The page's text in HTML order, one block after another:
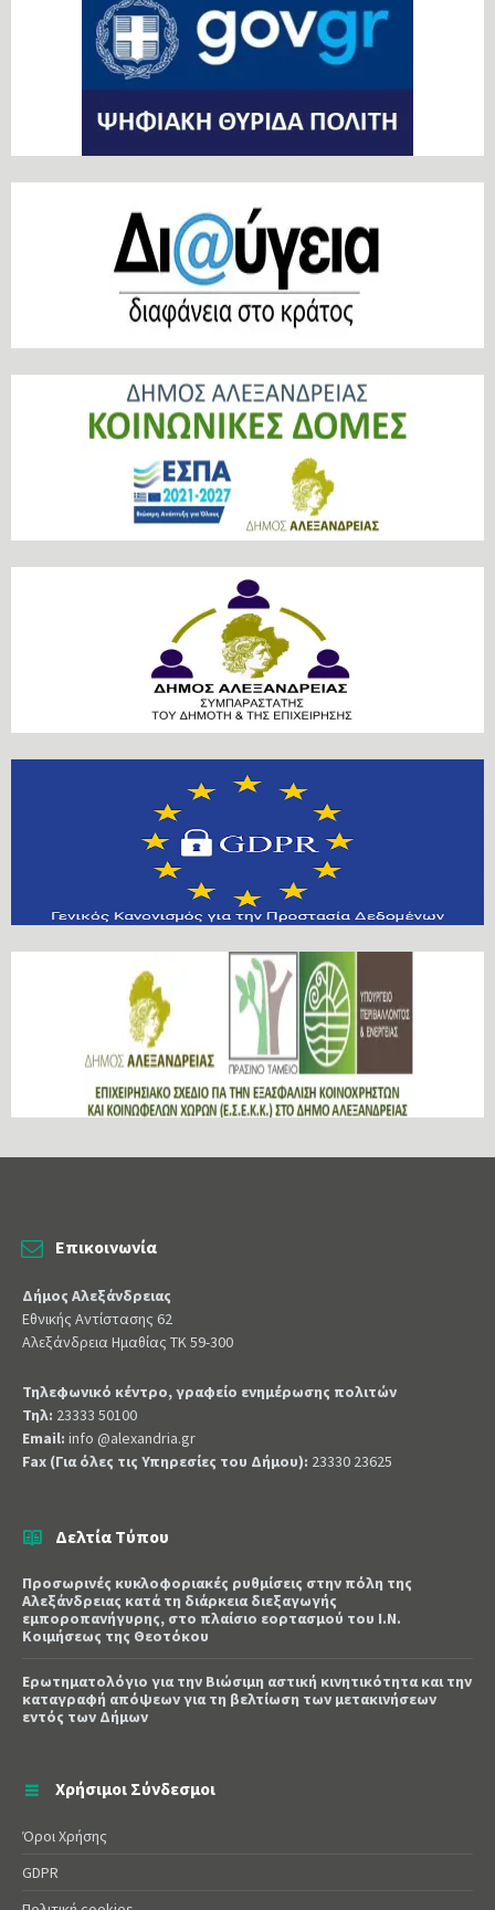
Επικοινωνία
Δήμος Αλεξάνδρειας
Εθνικής Αντίστασης 62
Αλεξάνδρεια Ημαθίας ΤΚ 59-300
Τηλεφωνικό κέντρο, γραφείο ενημέρωσης πολιτών
Τηλ: 23333 50100
Email: info @alexandria.gr
Fax (Για όλες τις Υπηρεσίες του Δήμου): 23330 23625
Δελτία Τύπου
Προσωρινές κυκλοφοριακές ρυθμίσεις στην πόλη της
Αλεξάνδρειας κατά τη διάρκεια διεξαγωγής
εμποροπανήγυρης, στο πλαίσιο εορτασμού του Ι.Ν.
Κοιμήσεως της Θεοτόκου
Ερωτηματολόγιο για την Βιώσιμη αστική κινητικότητα και την
καταγραφή απόψεων για τη βελτίωση των μετακινήσεων
εντός των Δήμων
Χρήσιμοι Σύνδεσμοι
Όροι Χρήσης
GDPR